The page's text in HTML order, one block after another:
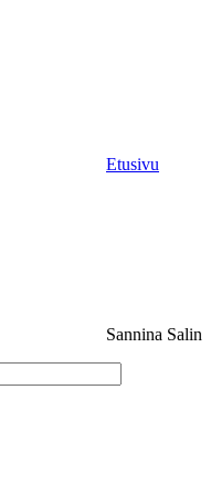
Etusivu
Sannina Salin